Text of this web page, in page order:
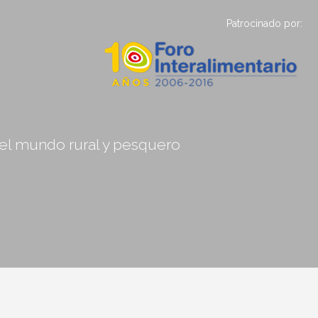
Patrocinado por:
mundo rural y pesquero